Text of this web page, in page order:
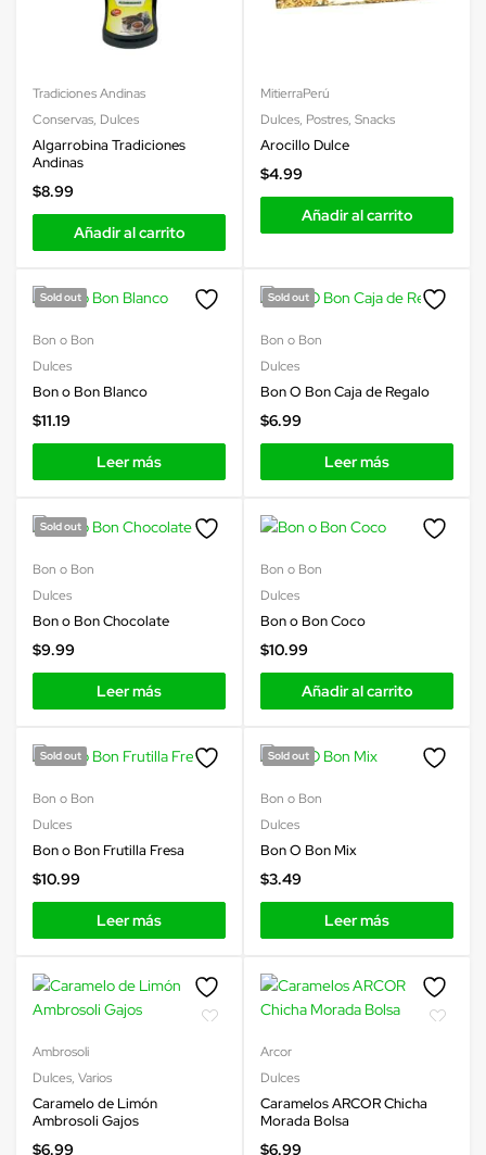
Tradiciones Andinas
Conservas, Dulces
Algarrobina Tradiciones
Andinas
$8.99
Añadir al carrito
MitierraPerú
Dulces, Postres, Snacks
Arocillo Dulce
$4.99
Añadir al carrito
Sold out
Bon o Bon
Dulces
Bon o Bon Blanco
$11.19
Leer más
Sold out
Bon o Bon
Dulces
Bon O Bon Caja de Regalo
$6.99
Leer más
Sold out
Bon o Bon
Dulces
Bon o Bon Chocolate
$9.99
Leer más
Bon o Bon
Dulces
Bon o Bon Coco
$10.99
Añadir al carrito
Sold out
Bon o Bon
Dulces
Bon o Bon Frutilla Fresa
$10.99
Leer más
Sold out
Bon o Bon
Dulces
Bon O Bon Mix
$3.49
Leer más
Ambrosoli
Dulces, Varios
Caramelo de Limón
Ambrosoli Gajos
$6.99
Arcor
Dulces
Caramelos ARCOR Chicha
Morada Bolsa
$6.99